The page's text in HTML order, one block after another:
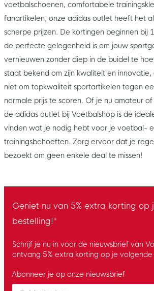
voetbalschoenen, comfortabele
fanartikelen, onze adidas outlet heeft het
scherpe prijzen. De kortingen beginnen bij
de perfecte gelegenheid is om jouw
vernieuwen zonder diep in de buidel te
staat bekend om zijn kwaliteit en innovatie,
niet om topkwaliteit sportartikelen tegen
normale prijs te scoren. Of je nu amateur
de adidas outlet bij Voetbalshop is de
vinden wat je nodig hebt voor je voetbal-
trainingsbehoeften. Zorg ervoor dat je
bezoekt om geen enkele deal te missen!
Geniet nu van 5% extra korting op
bestelling!*
Schrijf je nu in voor de nieuwsbrief van
ontvang 5% extra korting op je
Enter your email and accept the privacy
Abonneer je op onze nieuwsbrief